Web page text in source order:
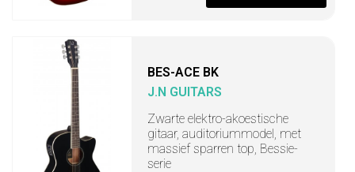
BES-ACE BK
J.N GUITARS
Zwarte elektro-akoestische
gitaar, auditoriummodel, met
massief sparren top, Bessie-
serie